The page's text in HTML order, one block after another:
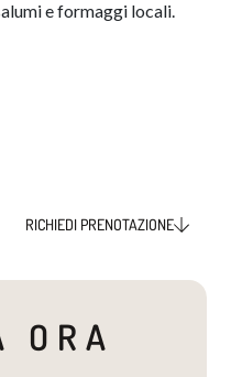
e formaggi locali​​.
RICHIEDI PRENOTAZIONE
ORA